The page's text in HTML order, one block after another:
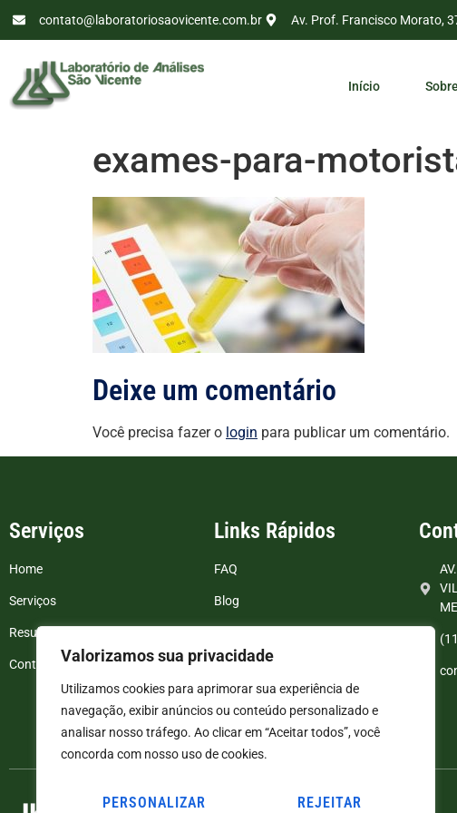
Valorizamos sua privacidade
Utilizamos cookies para aprimorar sua experiência de
navegação, exibir anúncios ou conteúdo personalizado e
analisar nosso tráfego. Ao clicar em “Aceitar todos”, você
concorda com nosso uso de cookies.
PERSONALIZAR REJEITAR
contato@laboratoriosaovicente.com.br Av. Prof. Francisco Morato,
Início
exames-para-
Deixe um comentário
Você precisa fazer o login para publicar um comentário.
Serviços
Home
Serviços
Resultados de exames
Contato
Links Rápidos
FAQ
Blog
Termos e Condições